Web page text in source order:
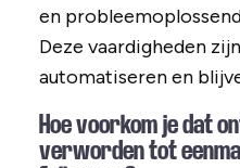
en
Deze vaardigheden
automatiseren en
Hoe voorkom je dat
verworden tot